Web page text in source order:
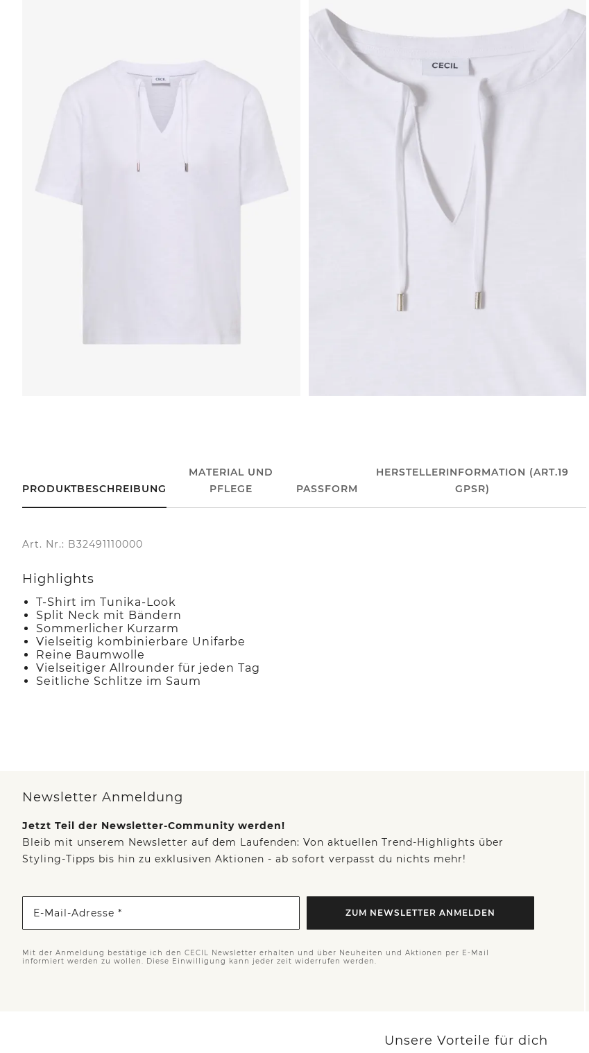
PRODUKTBESCHREIBUNG
MATERIAL UND
PFLEGE
PASSFORM
HERSTELLERINFORMATION (ART.19
GPSR)
Art. Nr.: B32491110000
Highlights
T-Shirt im Tunika-Look
Split Neck mit Bändern
Sommerlicher Kurzarm
Vielseitig kombinierbare Unifarbe
Reine Baumwolle
Vielseitiger Allrounder für jeden Tag
Seitliche Schlitze im Saum
Newsletter Anmeldung
Jetzt Teil der Newsletter-Community werden!
Bleib mit unserem Newsletter auf dem Laufenden: Von aktuellen Trend-Highlights über
Styling-Tipps bis hin zu exklusiven Aktionen - ab sofort verpasst du nichts mehr!
E-Mail-Adresse * ZUM NEWSLETTER ANMELDEN
Mit der Anmeldung bestätige ich den CECIL Newsletter erhalten und über Neuheiten und Aktionen per E-Mail
informiert werden zu wollen. Diese Einwilligung kann jeder zeit widerrufen werden.
Unsere Vorteile für dich